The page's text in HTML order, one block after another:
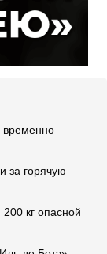
временно
за горячую
кг опасной